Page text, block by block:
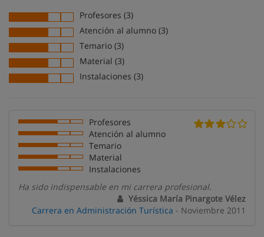
Profesores (3)
Atención al alumno (3)
Temario (3)
Material (3)
Instalaciones (3)
Profesores
Atención al alumno
Temario
Material
Instalaciones
Ha sido indispensable en mi carrera profesional.
Yéssica María Pinargote Vélez
Carrera en Administración Turística - Noviembre 2011